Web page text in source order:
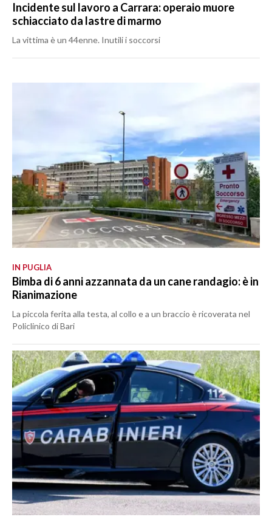
Incidente sul lavoro a Carrara: operaio muore
schiacciato da lastre di marmo
La vittima è un 44enne. Inutili i soccorsi
IN PUGLIA
Bimba di 6 anni azzannata da un cane randagio: è in
Rianimazione
La piccola ferita alla testa, al collo e a un braccio è ricoverata nel
Policlinico di Bari